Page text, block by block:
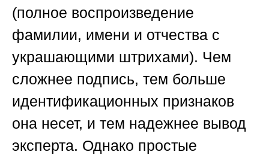
(полное воспроизведение
фамилии, имени и отчества с
украшающими штрихами). Чем
сложнее подпись, тем больше
идентификационных признаков
она несет, и тем надежнее вывод
эксперта. Однако простые